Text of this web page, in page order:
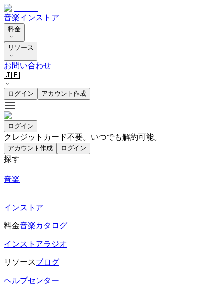
音楽インストア
料金
リソース
お問い合わせ
🇯🇵
ログイン アカウント作成
ログイン
クレジットカード不要。いつでも解約可能。
アカウント作成 ログイン
探す
音楽
インストア
料金音楽カタログ
インストアラジオ
リソースブログ
ヘルプセンター